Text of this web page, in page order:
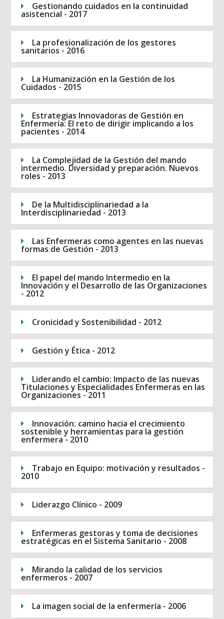
Gestionando cuidados en la continuidad
asistencial - 2017
La profesionalización de los gestores
sanitarios - 2016
La Humanización en la Gestión de los
Cuidados - 2015
Estrategias Innovadoras de Gestión en
Enfermería: El reto de dirigir implicando a los
pacientes - 2014
La Complejidad de la Gestión del mando
intermedio. Diversidad y preparación. Nuevos
roles - 2013
De la Multidisciplinariedad a la
Interdisciplinariedad - 2013
Las Enfermeras como agentes en las nuevas
formas de Gestión - 2013
El papel del mando Intermedio en la
Innovación y el Desarrollo de las Organizaciones
- 2012
Cronicidad y Sostenibilidad - 2012
Gestión y Ética - 2012
Liderando el cambio: Impacto de las nuevas
Titulaciones y Especialidades Enfermeras en las
Organizaciones - 2011
Innovación: camino hacia el crecimiento
sostenible y herramientas para la gestión
enfermera - 2010
Trabajo en Equipo: motivación y resultados -
2010
Liderazgo Clínico - 2009
Enfermeras gestoras y toma de decisiones
estratégicas en el Sistema Sanitario - 2008
Mirando la calidad de los servicios
enfermeros - 2007
La imagen social de la enfermería - 2006